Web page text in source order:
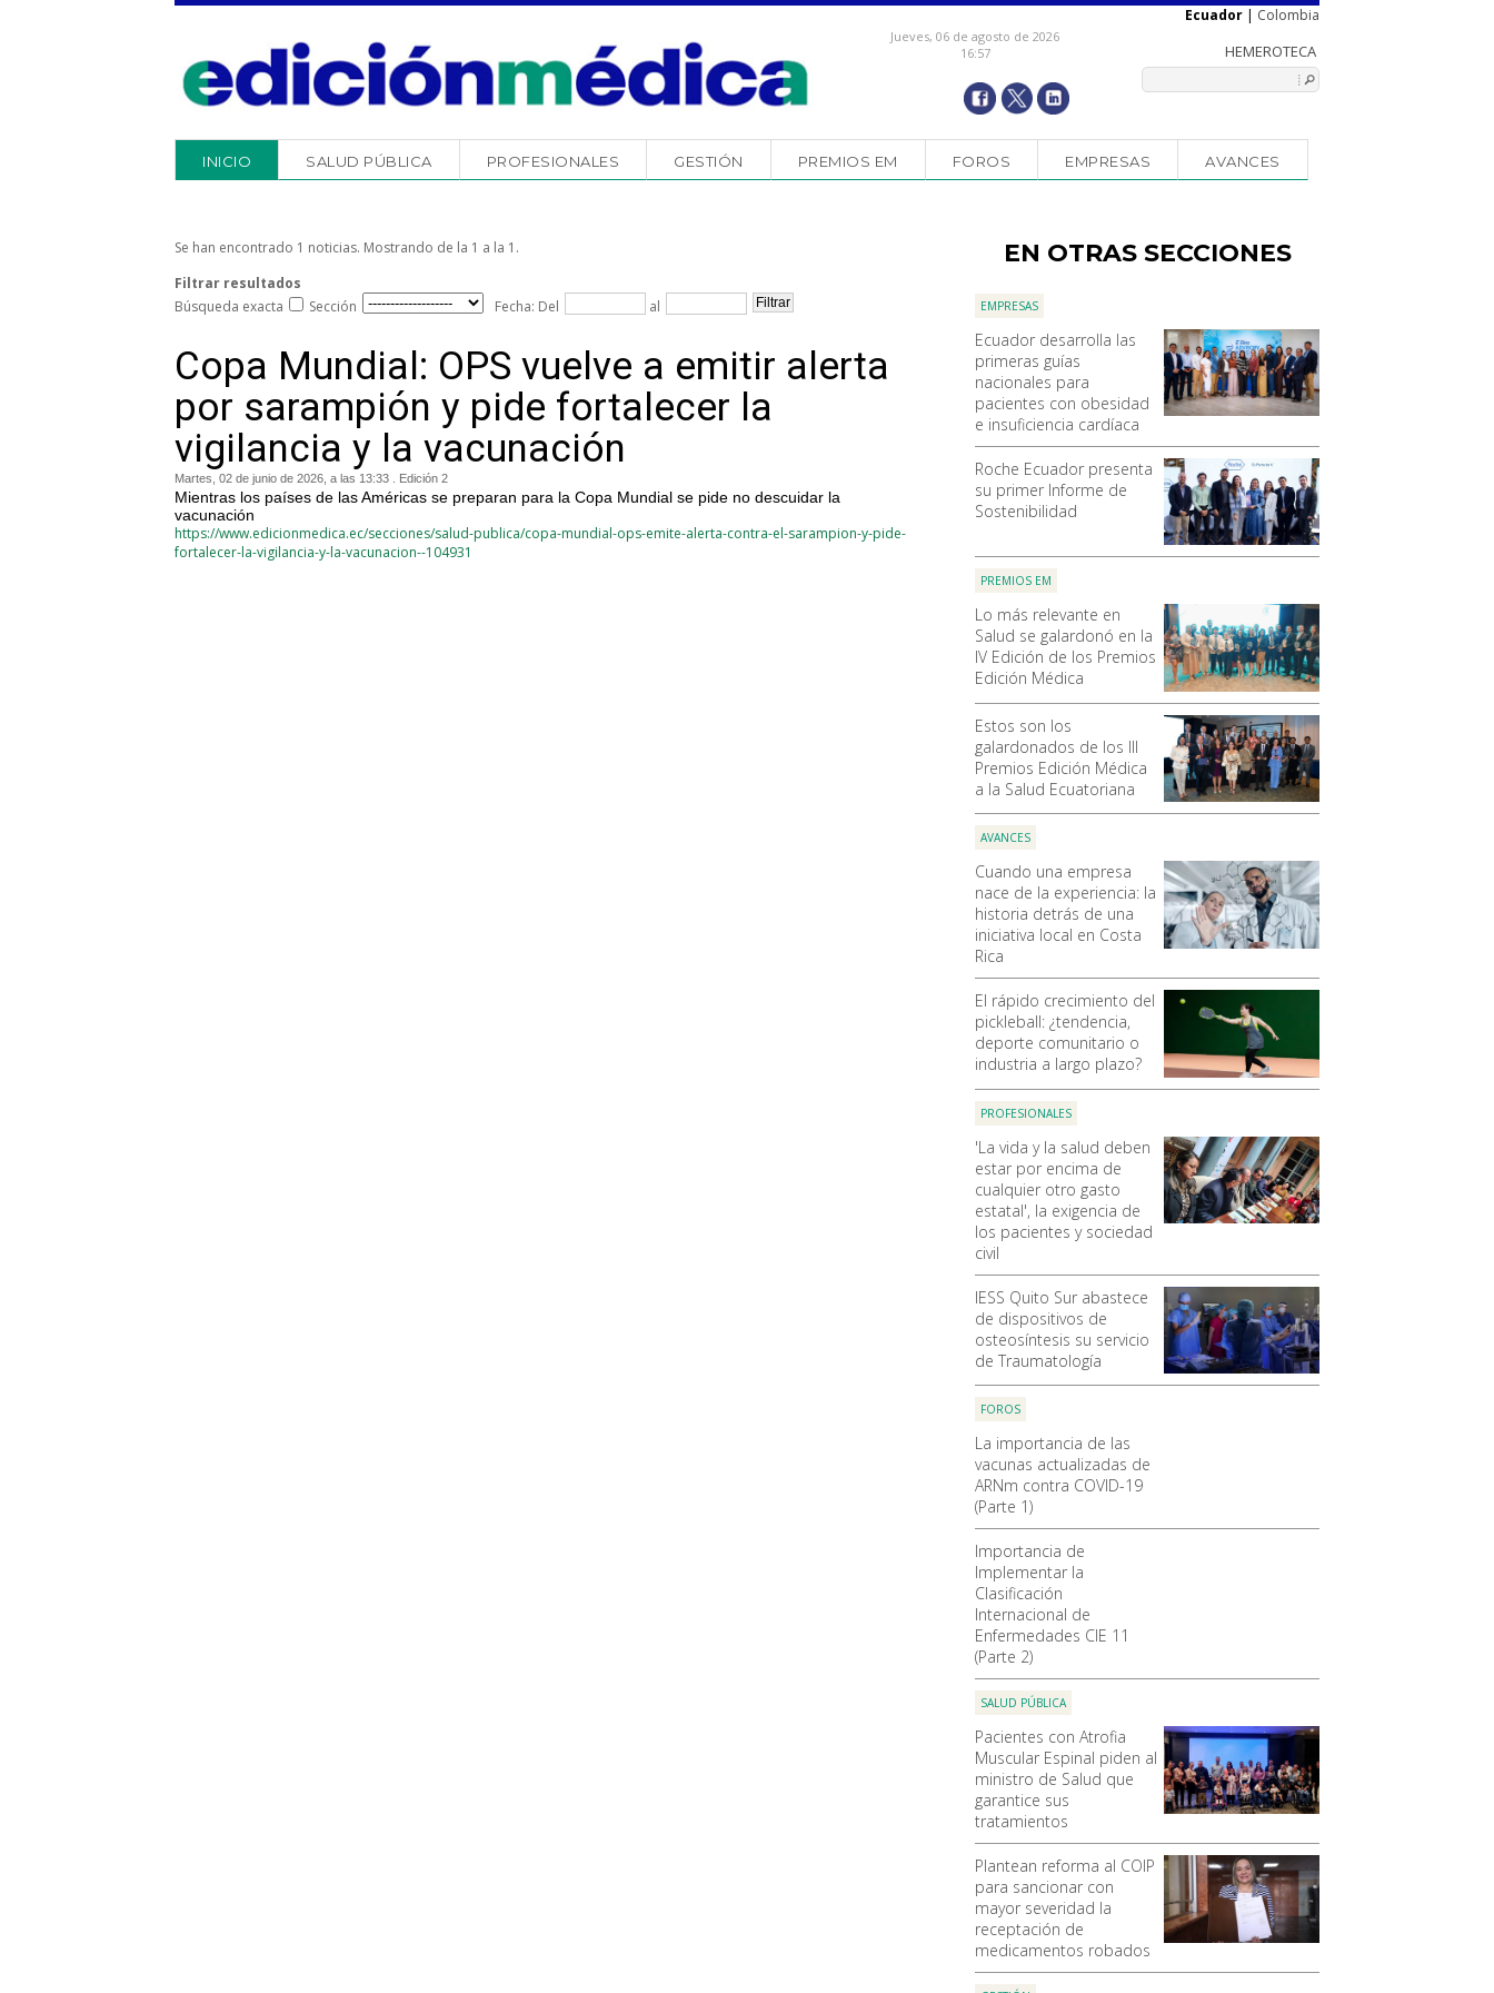
Jueves, 06 de agosto de 2026
16:57
Ecuador | Colombia
INICIO SALUD PÚBLICA PROFESIONALES GESTIÓN PREMIOS EM FOROS EMPRESAS AVANCES
EN OTRAS SECCIONES
EMPRESAS
Ecuador desarrolla las
primeras guías
nacionales para
pacientes con obesidad
e insuficiencia cardíaca
Roche Ecuador presenta
su primer Informe de
Sostenibilidad
PREMIOS EM
Lo más relevante en
Salud se galardonó en la
IV Edición de los Premios
Edición Médica
Estos son los
galardonados de los III
Premios Edición Médica
a la Salud Ecuatoriana
AVANCES
Cuando una empresa
nace de la experiencia: la
historia detrás de una
iniciativa local en Costa
Rica
El rápido crecimiento del
pickleball: ¿tendencia,
deporte comunitario o
industria a largo plazo?
PROFESIONALES
'La vida y la salud deben
estar por encima de
cualquier otro gasto
estatal', la exigencia de
los pacientes y sociedad
civil
IESS Quito Sur abastece
de dispositivos de
osteosíntesis su servicio
de Traumatología
FOROS
La importancia de las
vacunas actualizadas de
ARNm contra COVID-19
(Parte 1)
Importancia de
Implementar la
Clasificación
Internacional de
Enfermedades CIE 11
(Parte 2)
SALUD PÚBLICA
Pacientes con Atrofia
Muscular Espinal piden al
ministro de Salud que
garantice sus
tratamientos
Plantean reforma al COIP
para sancionar con
mayor severidad la
receptación de
medicamentos robados
Se han encontrado 1 noticias. Mostrando de la 1 a la 1.
Filtrar resultados
Búsqueda exacta
Sección Fecha: Del al
Copa Mundial: OPS vuelve a emitir alerta
por sarampión y pide fortalecer la
vigilancia y la vacunación
Martes, 02 de junio de 2026, a las 13:33 . Edición 2
Mientras los países de las Américas se preparan para la Copa Mundial se pide no descuidar la
vacunación
https://www.edicionmedica.ec/secciones/salud-publica/copa-mundial-ops-emite-alerta-contra-el-sarampion-y-pide-
fortalecer-la-vigilancia-y-la-vacunacion--104931